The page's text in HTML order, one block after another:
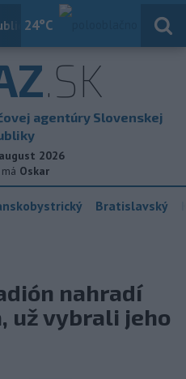
24°C
.SK
agentúry Slovenskej
2026
Oskar
Bratislavský
nahradí
už vybrali jeho